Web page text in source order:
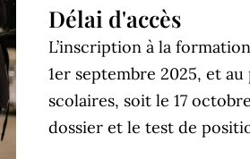
Délai d'accès
L’inscription à la
1er septembre 2025, et
scolaires, soit le 17
dossier et le test de